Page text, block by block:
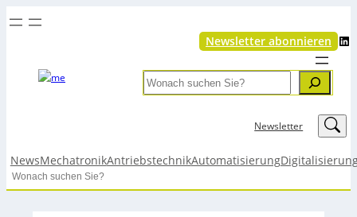
Newsletter abonnieren LinkedIn
Search
Newsletter LinkedIn
NewsMechatronikAntriebstechnikAutomatisierung
Search